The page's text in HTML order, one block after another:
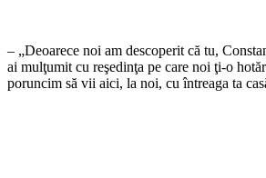
– „Deoarece noi am descoperit că tu,
ai mulţumit cu reşedinţa pe care noi ţi-o
poruncim să vii aici, la noi, cu întreaga ta